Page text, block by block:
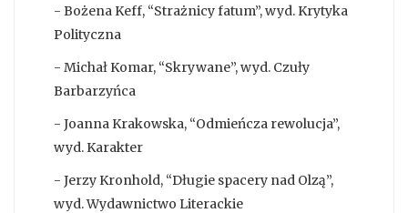
- Bożena Keff, “Strażnicy fatum”, wyd. Krytyka
Polityczna
- Michał Komar, “Skrywane”, wyd. Czuły
Barbarzyńca
- Joanna Krakowska, “Odmieńcza rewolucja”,
wyd. Karakter
- Jerzy Kronhold, “Długie spacery nad Olzą”,
wyd. Wydawnictwo Literackie